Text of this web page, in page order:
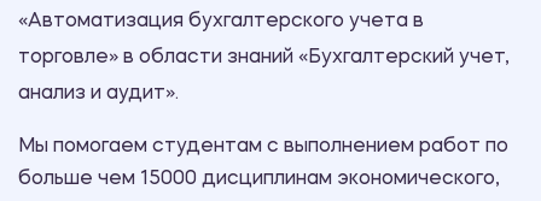
«Автоматизация бухгалтерского учета в
торговле» в области знаний «Бухгалтерский учет,
анализ и аудит».
Мы помогаем студентам с выполнением работ по
больше чем 15000 дисциплинам экономического,